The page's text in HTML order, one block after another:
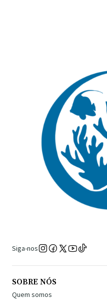
Siga-nos
SOBRE NÓS
Quem somos